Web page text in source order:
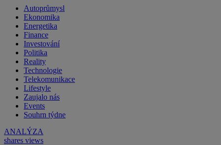
Autoprůmysl
Ekonomika
Energetika
Finance
Investování
Politika
Reality
Technologie
Telekomunikace
Lifestyle
Zaujalo nás
Events
Souhrn týdne
ANALÝZA
shares views